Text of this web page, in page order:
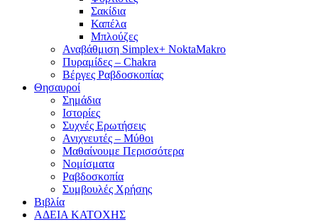
Σακίδια
Καπέλα
Μπλούζες
Αναβάθμιση Simplex+ NoktaMakro
Πυραμίδες – Chakra
Βέργες Ραβδοσκοπίας
Θησαυροί
Σημάδια
Ιστορίες
Συχνές Ερωτήσεις
Ανιχνευτές – Μύθοι
Μαθαίνουμε Περισσότερα
Νομίσματα
Ραβδοσκοπία
Συμβουλές Χρήσης
Βιβλία
ΑΔΕΙΑ ΚΑΤΟΧΗΣ